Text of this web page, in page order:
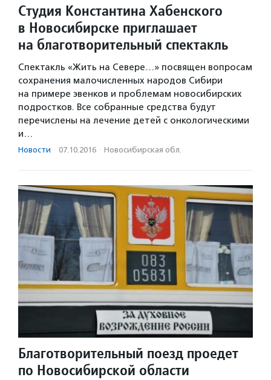
Студия Константина Хабенского
в Новосибирске приглашает
на благотворительный спектакль
Спектакль «Жить на Севере…» посвящен вопросам
сохранения малочисленных народов Сибири
на примере эвенков и проблемам новосибирских
подростков. Все собранные средства будут
перечислены на лечение детей с онкологическими
и…
Новости · 07.10.2016 · Новосибирская обл.
Благотворительный поезд проедет
по Новосибирской области